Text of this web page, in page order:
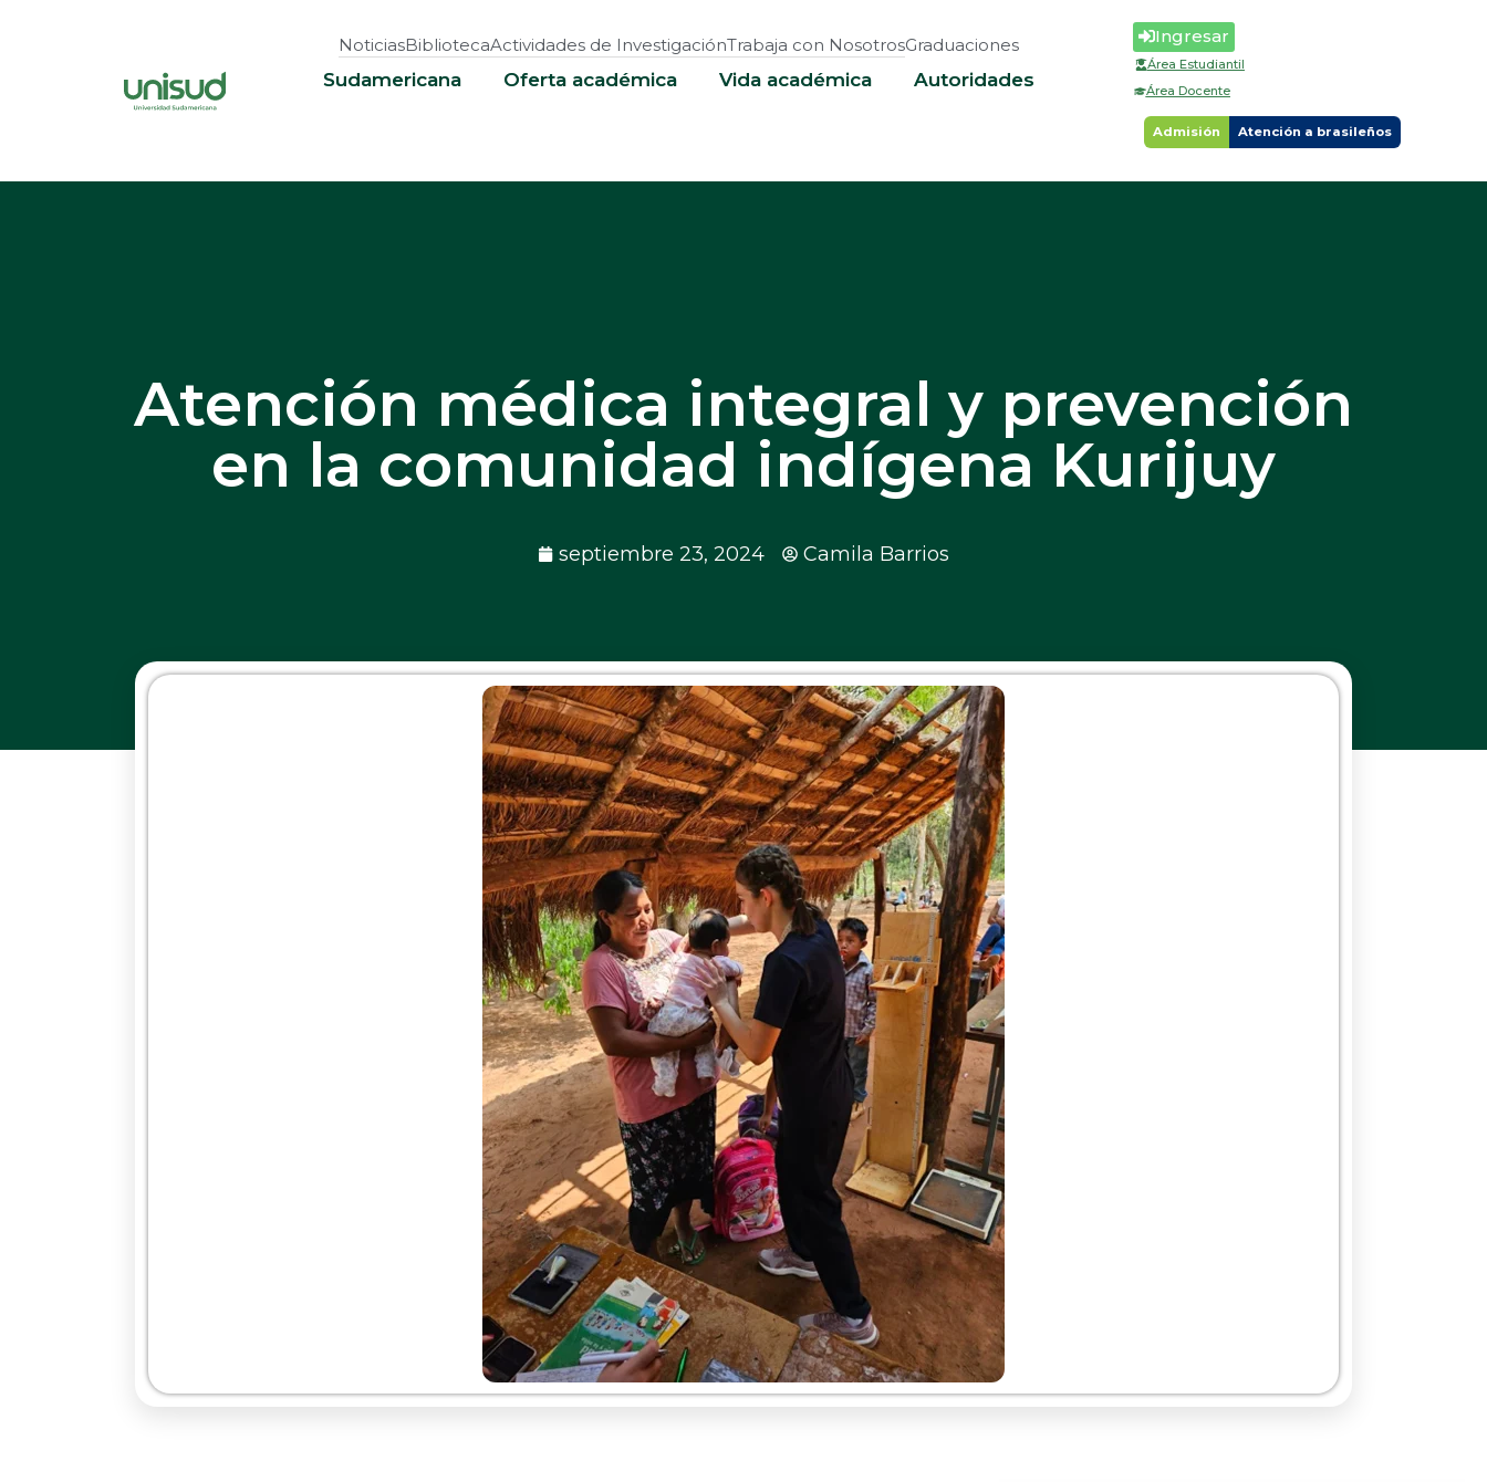
NoticiasBibliotecaActividades de InvestigaciónTrabaja con NosotrosGraduaciones
Sudamericana Oferta académica Vida académica Autoridades
Ingresar
Área Estudiantil
Área Docente
Admisión Atención a brasileños
Atención médica integral y prevención
en la comunidad indígena Kurijuy
septiembre 23, 2024 Camila Barrios